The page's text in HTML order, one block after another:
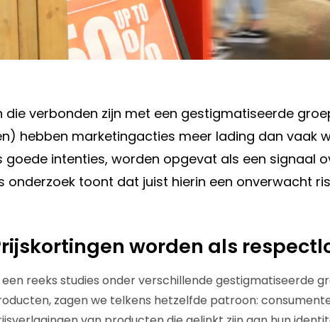
die verbonden zijn met een gestigmatiseerde
hebben marketingacties meer lading dan vaak
goede intenties, worden opgevat als een signaal
onderzoek toont dat juist hierin een onverwacht
worden als
een reeks studies onder verschillende gestigmatiseerde
zagen we telkens hetzelfde patroon: